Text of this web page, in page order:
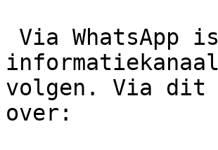
volgen. Via dit
over: